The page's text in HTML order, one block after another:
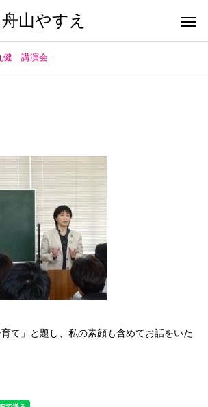
山やすえ
健 講演会
育て」と題し、私の素顔も含めてお話をいた